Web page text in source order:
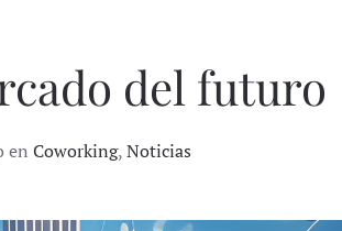
del futuro
en Coworking,Noticias